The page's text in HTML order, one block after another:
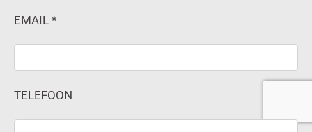
EMAIL *
TELEFOON